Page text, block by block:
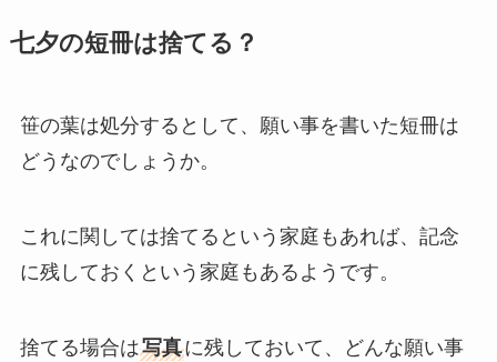
七夕の短冊は捨てる？
笹の葉は処分するとして、願い事を書いた短冊は
どうなのでしょうか。
これに関しては捨てるという家庭もあれば、記念
に残しておくという家庭もあるようです。
捨てる場合は写真に残しておいて、どんな願い事